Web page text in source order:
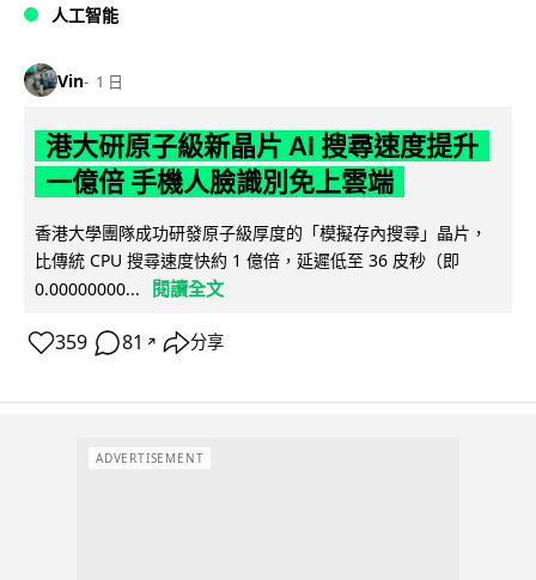
人工智能
Vin 1 日
港大研原子級新晶片 AI 搜尋速度提升
一億倍 手機人臉識別免上雲端
香港大學團隊成功研發原子級厚度的「模擬存內搜尋」晶片，
比傳統 CPU 搜尋速度快約 1 億倍，延遲低至 36 皮秒（即
0.00000000...
閱讀全文
359 81 ↗ 分享
ADVERTISEMENT